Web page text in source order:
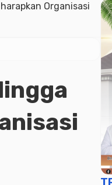
Organisasi